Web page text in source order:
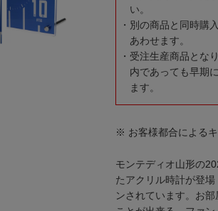
い。
別の商品と同時購
あわせます。
受注生産商品とな
内であっても早期
ます。
※ お客様都合による
モンテディオ山形の
たアクリル時計が登
ンされています。お